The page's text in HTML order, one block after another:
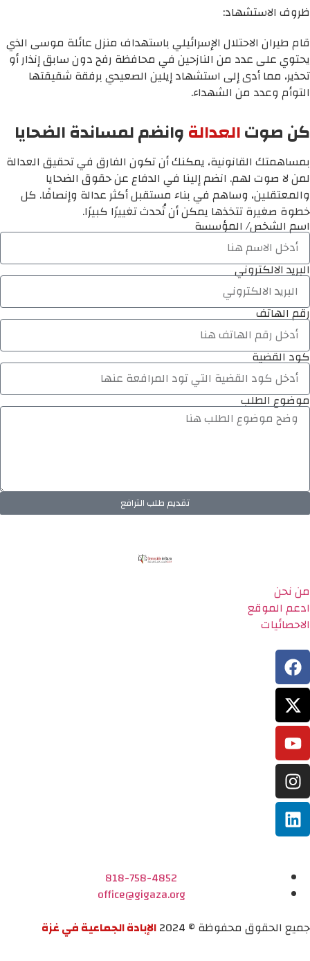
ظروف الاستشهاد:
قام طيران الاحتلال الإسرائيلي باستهداف منزل عائلة موسى الذي
يحتوي على عدد من النازحين في محافظة رفح دون سابق إنذار أو
تحذير، مما أدى إلى استشهاد إيلين الصعيدي برفقة شقيقتها
التوأم وعدد من الشهداء.
كن صوتالعدالةوانضم لمساندة الضحايا
بمساهمتك القانونية، يمكنك أن تكون الفارق في تحقيق العدالة
لمن لا صوت لهم. انضم إلينا في الدفاع عن حقوق الضحايا
والمعتقلين، وساهم في بناء مستقبل أكثر عدالة وإنصافًا. كل
خطوة صغيرة تتخذها يمكن أن تُحدث تغييرًا كبيرًا.
اسم الشخص/ المؤسسة
البريد الالكتروني
رقم الهاتف
كود القضية
موضوع الطلب
تقديم طلب الترافع
من نحن
ادعم الموقع
الاحصائيات
818-758-4852
office@gigaza.org
جميع الحقوق محفوظة © 2024
الإبادة الجماعية في غزة